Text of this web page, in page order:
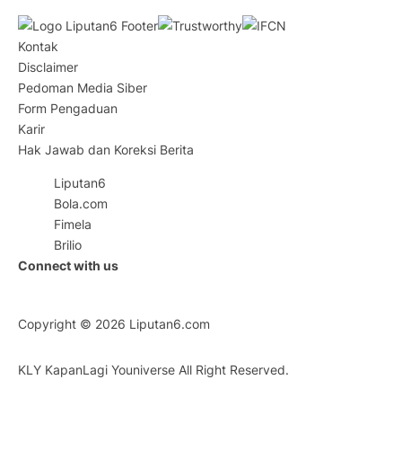
Kontak
Disclaimer
Pedoman Media Siber
Form Pengaduan
Karir
Hak Jawab dan Koreksi Berita
Liputan6
Bola.com
Fimela
Brilio
Connect with us
Copyright © 2026 Liputan6.com
KLY KapanLagi Youniverse All Right Reserved.